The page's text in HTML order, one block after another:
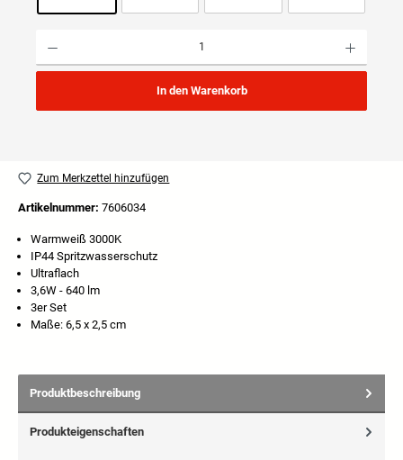
In den Warenkorb
Zum Merkzettel hinzufügen
Artikelnummer: 7606034
Warmweiß 3000K
IP44 Spritzwasserschutz
Ultraflach
3,6W - 640 lm
3er Set
Maße: 6,5 x 2,5 cm
Produktbeschreibung
Produkteigenschaften